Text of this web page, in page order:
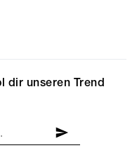
dir unseren Trend